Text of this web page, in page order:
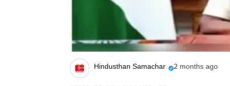
Hindusthan Samachar 2 months ago